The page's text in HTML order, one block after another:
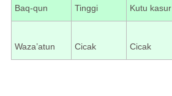
Baq-qun Tinggi Kutu kasur
Waza’atun Cicak Cicak